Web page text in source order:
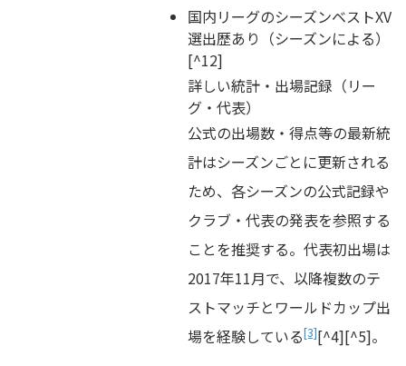
国内リーグのシーズンベストXV
選出歴あり（シーズンによる）
[^12]
詳しい統計・出場記録（リー
グ・代表）
公式の出場数・得点等の最新統
計はシーズンごとに更新される
ため、各シーズンの公式記録や
クラブ・代表の発表を参照する
ことを推奨する。代表初出場は
2017年11月で、以降複数のテ
ストマッチとワールドカップ出
場を経験している[3][^4][^5]。